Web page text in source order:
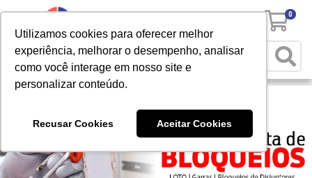
Utilizamos cookies para oferecer melhor
experiência, melhorar o desempenho, analisar
como você interage em nosso site e
personalizar conteúdo.
Recusar Cookies Aceitar Cookies
0